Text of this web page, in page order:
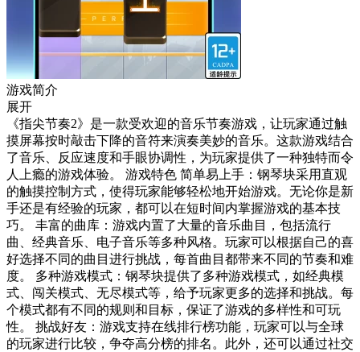
游戏简介
展开
《指尖节奏2》是一款受欢迎的音乐节奏游戏，让玩家通过触
摸屏幕按时敲击下降的音符来演奏美妙的音乐。这款游戏结合
了音乐、反应速度和手眼协调性，为玩家提供了一种独特而令
人上瘾的游戏体验。 游戏特色 简单易上手：钢琴块采用直观
的触摸控制方式，使得玩家能够轻松地开始游戏。无论你是新
手还是有经验的玩家，都可以在短时间内掌握游戏的基本技
巧。 丰富的曲库：游戏内置了大量的音乐曲目，包括流行
曲、经典音乐、电子音乐等多种风格。玩家可以根据自己的喜
好选择不同的曲目进行挑战，每首曲目都带来不同的节奏和难
度。 多种游戏模式：钢琴块提供了多种游戏模式，如经典模
式、闯关模式、无尽模式等，给予玩家更多的选择和挑战。每
个模式都有不同的规则和目标，保证了游戏的多样性和可玩
性。 挑战好友：游戏支持在线排行榜功能，玩家可以与全球
的玩家进行比较，争夺高分榜的排名。此外，还可以通过社交